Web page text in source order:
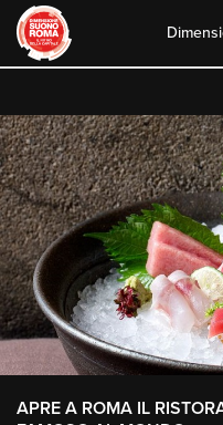
content
APRE A ROMA IL